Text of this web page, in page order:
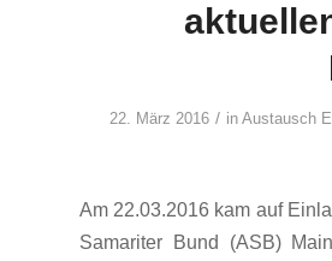
22. März 2016 / in Austausch
Am 22.03.2016 kam auf
Samariter Bund (ASB)